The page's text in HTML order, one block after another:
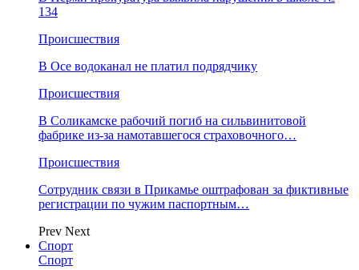
134
Происшествия
В Осе водоканал не платил подрядчику
Происшествия
В Соликамске рабочий погиб на сильвинитовой
фабрике из-за намотавшегося страховочного…
Происшествия
Сотрудник связи в Прикамье оштрафован за фиктивные
регистрации по чужим паспортным…
Prev Next
Спорт
Спорт